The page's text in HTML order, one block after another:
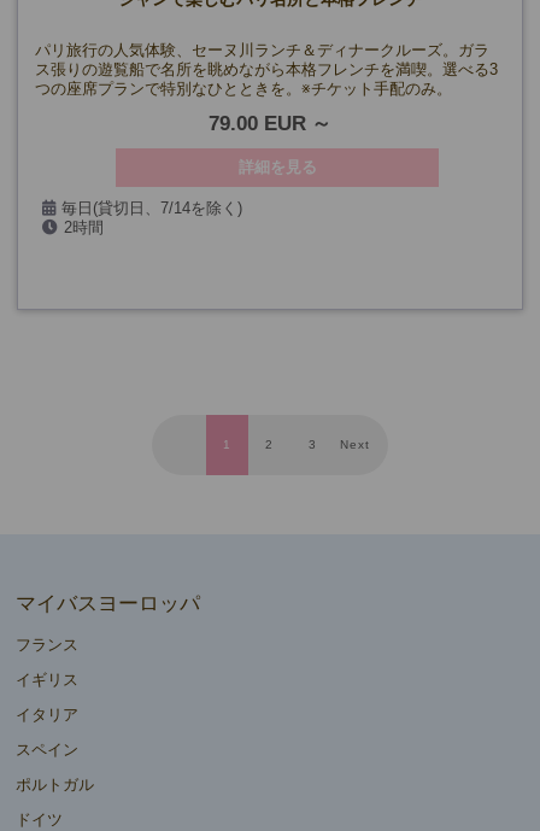
パリ旅行の人気体験、セーヌ川ランチ＆ディナークルーズ。ガラ
ス張りの遊覧船で名所を眺めながら本格フレンチを満喫。選べる3
つの座席プランで特別なひとときを。※チケット手配のみ。
79.00 EUR
詳細を見る
毎日(貸切日、7/14を除く)
2時間
1 2 3 Next
マイバスヨーロッパ
フランス
イギリス
イタリア
スペイン
ポルトガル
ドイツ